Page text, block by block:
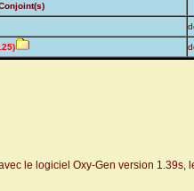
le logiciel Oxy-Gen version 1.39s,